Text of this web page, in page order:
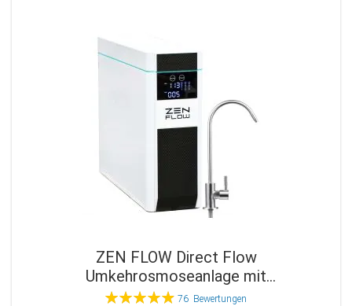
ZEN FLOW Direct Flow
Umkehrosmoseanlage mit
Osmosewasserhahn
Bewertung:
76 Bewertungen